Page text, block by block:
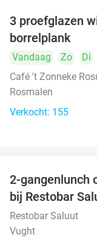
3 proefglazen
borrelplank
Vandaag Zo
Di
Café 't Zonneke
Rosmalen
Verkocht: 155
2-gangenlunch
bij Restobar
Restobar Saluut
Vught